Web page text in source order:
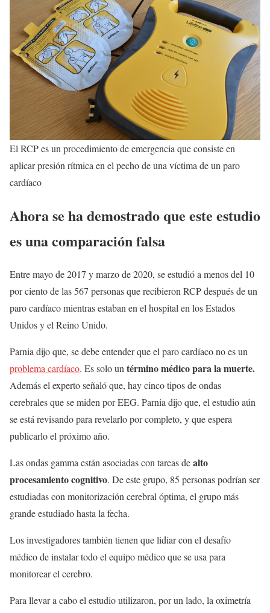
El RCP es un procedimiento de emergencia que consiste en
aplicar presión rítmica en el pecho de una víctima de un paro
cardíaco
Ahora se ha demostrado que este estudio
es una comparación falsa
Entre mayo de 2017 y marzo de 2020, se estudió a menos del 10
por ciento de las 567 personas que recibieron RCP después de un
paro cardíaco mientras estaban en el hospital en los Estados
Unidos y el Reino Unido.
Parnia dijo que, se debe entender que el paro cardíaco no es un
problema cardíaco. Es solo untérmino médico para la muerte.
Además el experto señaló que, hay cinco tipos de ondas
cerebrales que se miden por EEG. Parnia dijo que, el estudio aún
se está revisando para revelarlo por completo, y que espera
publicarlo el próximo año.
Las ondas gamma están asociadas con tareas dealto
procesamiento cognitivo. De este grupo, 85 personas podrían ser
estudiadas con monitorización cerebral óptima, el grupo más
grande estudiado hasta la fecha.
Los investigadores también tienen que lidiar con el desafío
médico de instalar todo el equipo médico que se usa para
monitorear el cerebro.
Para llevar a cabo el estudio utilizaron, por un lado, la oximetría